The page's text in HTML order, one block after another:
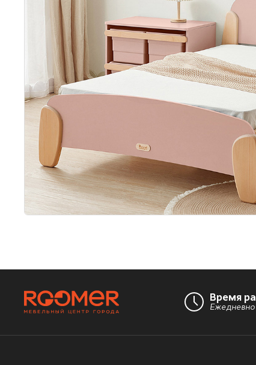
Время
Ежедневно